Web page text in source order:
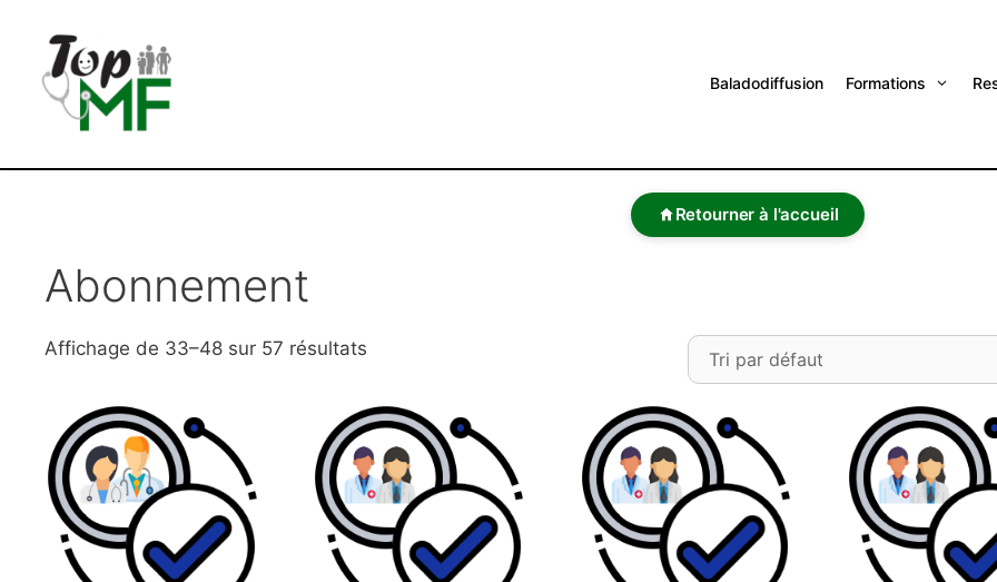
Baladodiffusion Formations
Retourner à l'accueil
Abonnement
Affichage de 33–48 sur 57 résultats